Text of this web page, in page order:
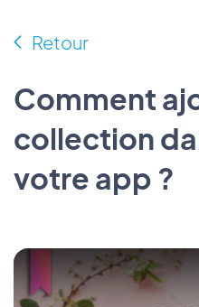
Retour
Comment
collection
votre app ?